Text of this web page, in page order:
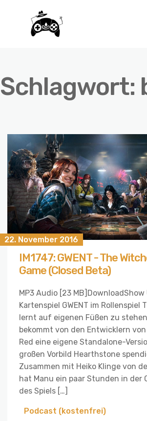
Schlagwort:
22. November 2016
IM1747: GWENT - The
Game (Closed Beta)
MP3 Audio [23 MB]DownloadShow
Kartenspiel GWENT im Rollenspiel
lernt auf eigenen Füßen zu
bekommt von den Entwicklern von
Red eine eigene Standalone-
großen Vorbild Hearthstone
Zusammen mit Heiko Klinge von
hat Manu ein paar Stunden in der
des Spiels […]
Podcast (kostenfrei)